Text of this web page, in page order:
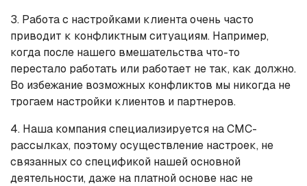
3. Работа с настройками клиента очень часто
приводит к конфликтным ситуациям. Например,
когда после нашего вмешательства что-то
перестало работать или работает не так, как должно.
Во избежание возможных конфликтов мы никогда не
трогаем настройки клиентов и партнеров.
4. Наша компания специализируется на СМС-
рассылках, поэтому осуществление настроек, не
связанных со спецификой нашей основной
деятельности, даже на платной основе нас не